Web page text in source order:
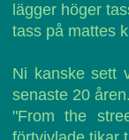
lägger höger
tass på mattes
Ni kanske sett
senaste 20 åren.
"From the